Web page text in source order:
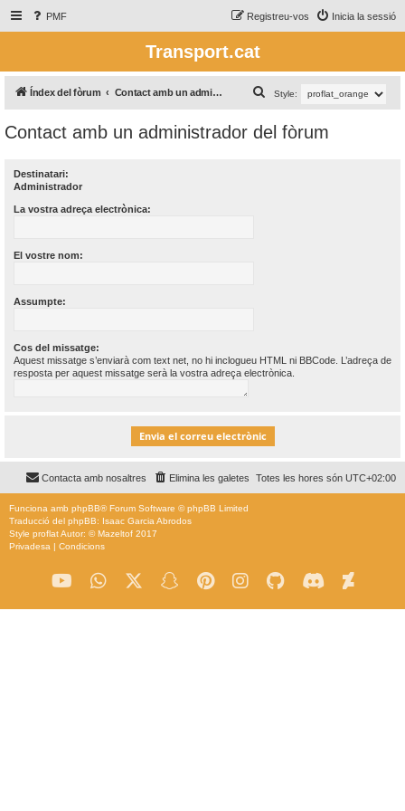
PMF Inicia la sessió
Registreu-vos
Transport.cat
Índex del fòrum Contact amb un administrador del fòrum Style:
e
r
Contact amb un administrador del fòrum
Destinatari:
Administrador
La vostra adreça electrònica:
El vostre nom:
Assumpte:
Cos del missatge:
Aquest missatge s’enviarà com text net, no hi inclogueu HTML ni BBCode. L’adreça de
resposta per aquest missatge serà la vostra adreça electrònica.
Totes les hores són UTC+02:00
Elimina les galetes
Contacta amb nosaltres
Funciona amb phpBB® Forum Software © phpBB Limited
Traducció del phpBB: Isaac Garcia Abrodos
Style proflatAutor: ©Mazeltof 2017
Privadesa | Condicions